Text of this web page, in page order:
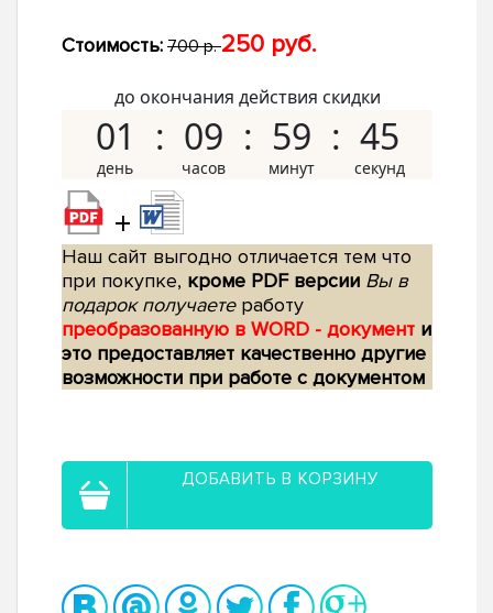
Стоимость: 700 р.250 руб.
до окончания действия скидки
01 09 59 44
+
Наш сайт выгодно отличается тем что
при покупке, кроме PDF версии Вы в
подарок получаетеработу
преобразованную в WORD - документ и
это предоставляет качественно другие
возможности при работе с документом
ДОБАВИТЬ В КОРЗИНУ